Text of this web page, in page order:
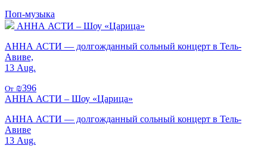
Поп-музыка
АННА АСТИ – Шоу «Царица»
АННА АСТИ — долгожданный сольный концерт в Тель-
Авиве,
13 Aug.
От ₪396
АННА АСТИ – Шоу «Царица»
АННА АСТИ — долгожданный сольный концерт в Тель-
Авиве
13 Aug.